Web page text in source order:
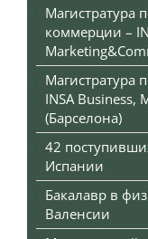
Магистратура
коммерции –
Магистратура
INSA Business,
(Барселона)
42
Испании
Бакалавр в
Валенсии